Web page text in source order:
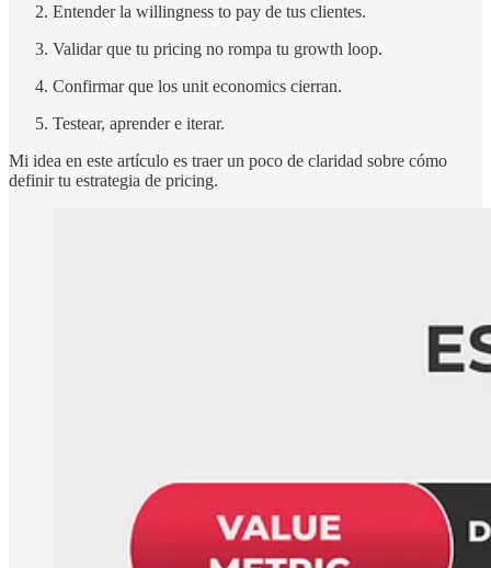
Entender la willingness to pay de tus clientes.
Validar que tu pricing no rompa tu growth loop.
Confirmar que los unit economics cierran.
Testear, aprender e iterar.
Mi idea en este artículo es traer un poco de claridad sobre cómo
definir tu estrategia de pricing.